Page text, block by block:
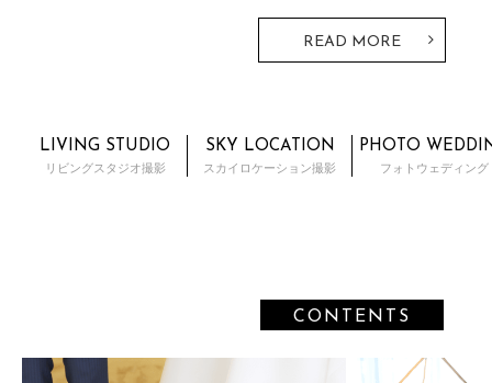
READ MORE
LIVING STUDIO
リビングスタジオ撮影
SKY LOCATION
スカイロケーション撮影
PHOTO
フォトウェディング
CONTENTS